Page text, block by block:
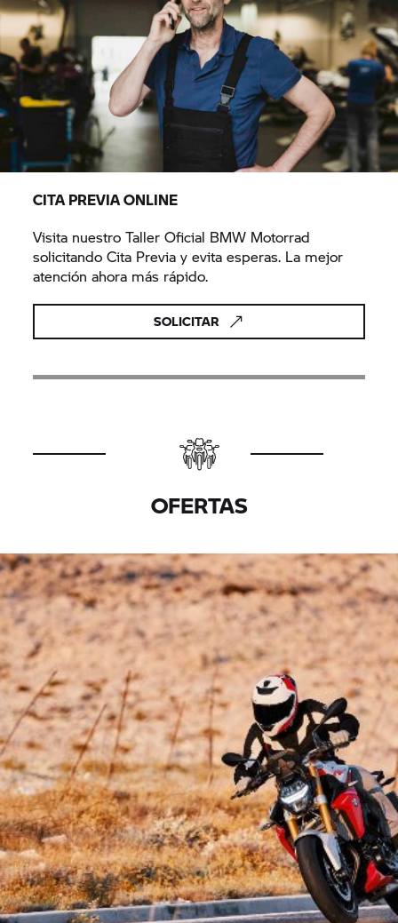
CITA PREVIA ONLINE
Visita nuestro Taller Oficial BMW Motorrad
solicitando Cita Previa y evita esperas. La mejor
atención ahora más rápido.
SOLICITAR
OFERTAS